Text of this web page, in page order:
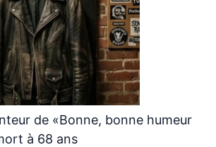
de «Bonne, bonne humeur
à 68 ans